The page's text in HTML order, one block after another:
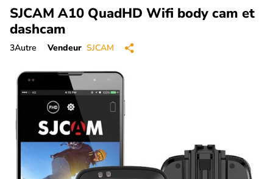
SJCAM A10 QuadHD Wifi body cam et
dashcam
3Autre Vendeur SJCAM